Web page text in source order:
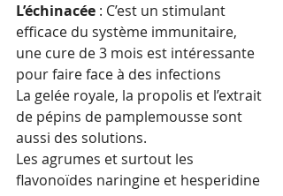
L’échinacée : C’est un stimulant
efficace du système immunitaire,
une cure de 3 mois est intéressante
pour faire face à des infections
La gelée royale, la propolis et l’extrait
de pépins de pamplemousse sont
aussi des solutions.
Les agrumes et surtout les
flavonoïdes naringine et hesperidine